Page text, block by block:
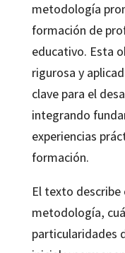
metodología
formación de
educativo. Esta
rigurosa y
clave para el
integrando
experiencias
formación.
El texto describe
metodología,
particularidades